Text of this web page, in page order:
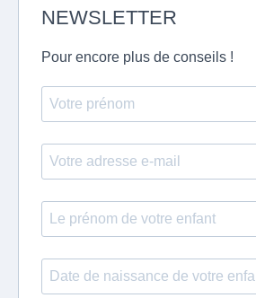
NEWSLETTER
Pour encore plus de conseils !